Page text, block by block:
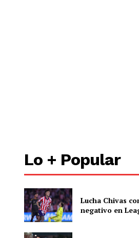
Lo + Popular
Lucha Chivas
negativo en